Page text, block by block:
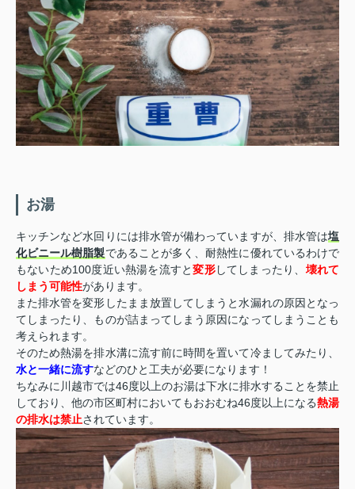
お湯
キッチンなど水回りには排水管が備わっていますが、排水管は塩
化ビニール樹脂製であることが多く、耐熱性に優れているわけで
もないため100度近い熱湯を流すと変形してしまったり、 壊れて
しまう可能性があります。
また排水管を変形したまま放置してしまうと水漏れの原因となっ
てしまったり、ものが詰まってしまう原因になってしまうことも
考えられます。
そのため熱湯を排水溝に流す前に時間を置いて冷ましてみたり、
水と一緒に流すなどのひと工夫が必要になります！
ちなみに川越市では46度以上のお湯は下水に排水することを禁止
しており、他の市区町村においてもおおむね46度以上になる熱湯
の排水は禁止されています。